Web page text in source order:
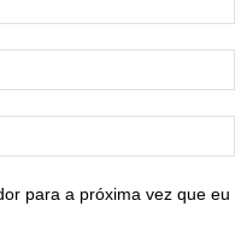
para a próxima vez que eu